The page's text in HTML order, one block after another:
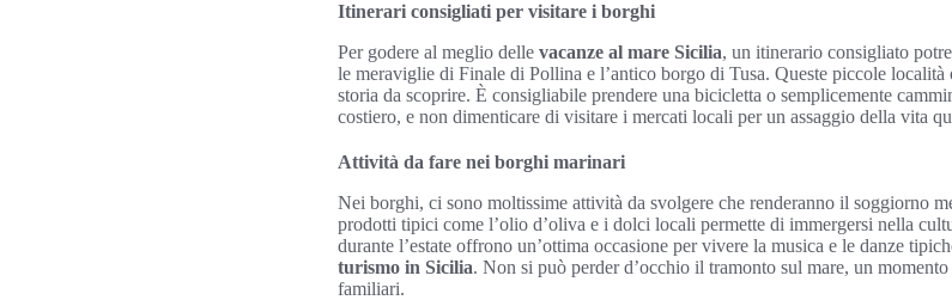
Itinerari consigliati per visitare i borghi
Per godere al meglio delle vacanze al mare Sicilia, un itinerario consigliato
le meraviglie di Finale di Pollina e l’antico borgo di Tusa. Queste piccole
storia da scoprire. È consigliabile prendere una bicicletta o semplicemente
costiero, e non dimenticare di visitare i mercati locali per un assaggio della vita
Attività da fare nei borghi marinari
Nei borghi, ci sono moltissime attività da svolgere che renderanno il soggiorno
prodotti tipici come l’olio d’oliva e i dolci locali permette di immergersi nella
durante l’estate offrono un’ottima occasione per vivere la musica e le danze
turismo in Sicilia. Non si può perder d’occhio il tramonto sul mare, un
familiari.